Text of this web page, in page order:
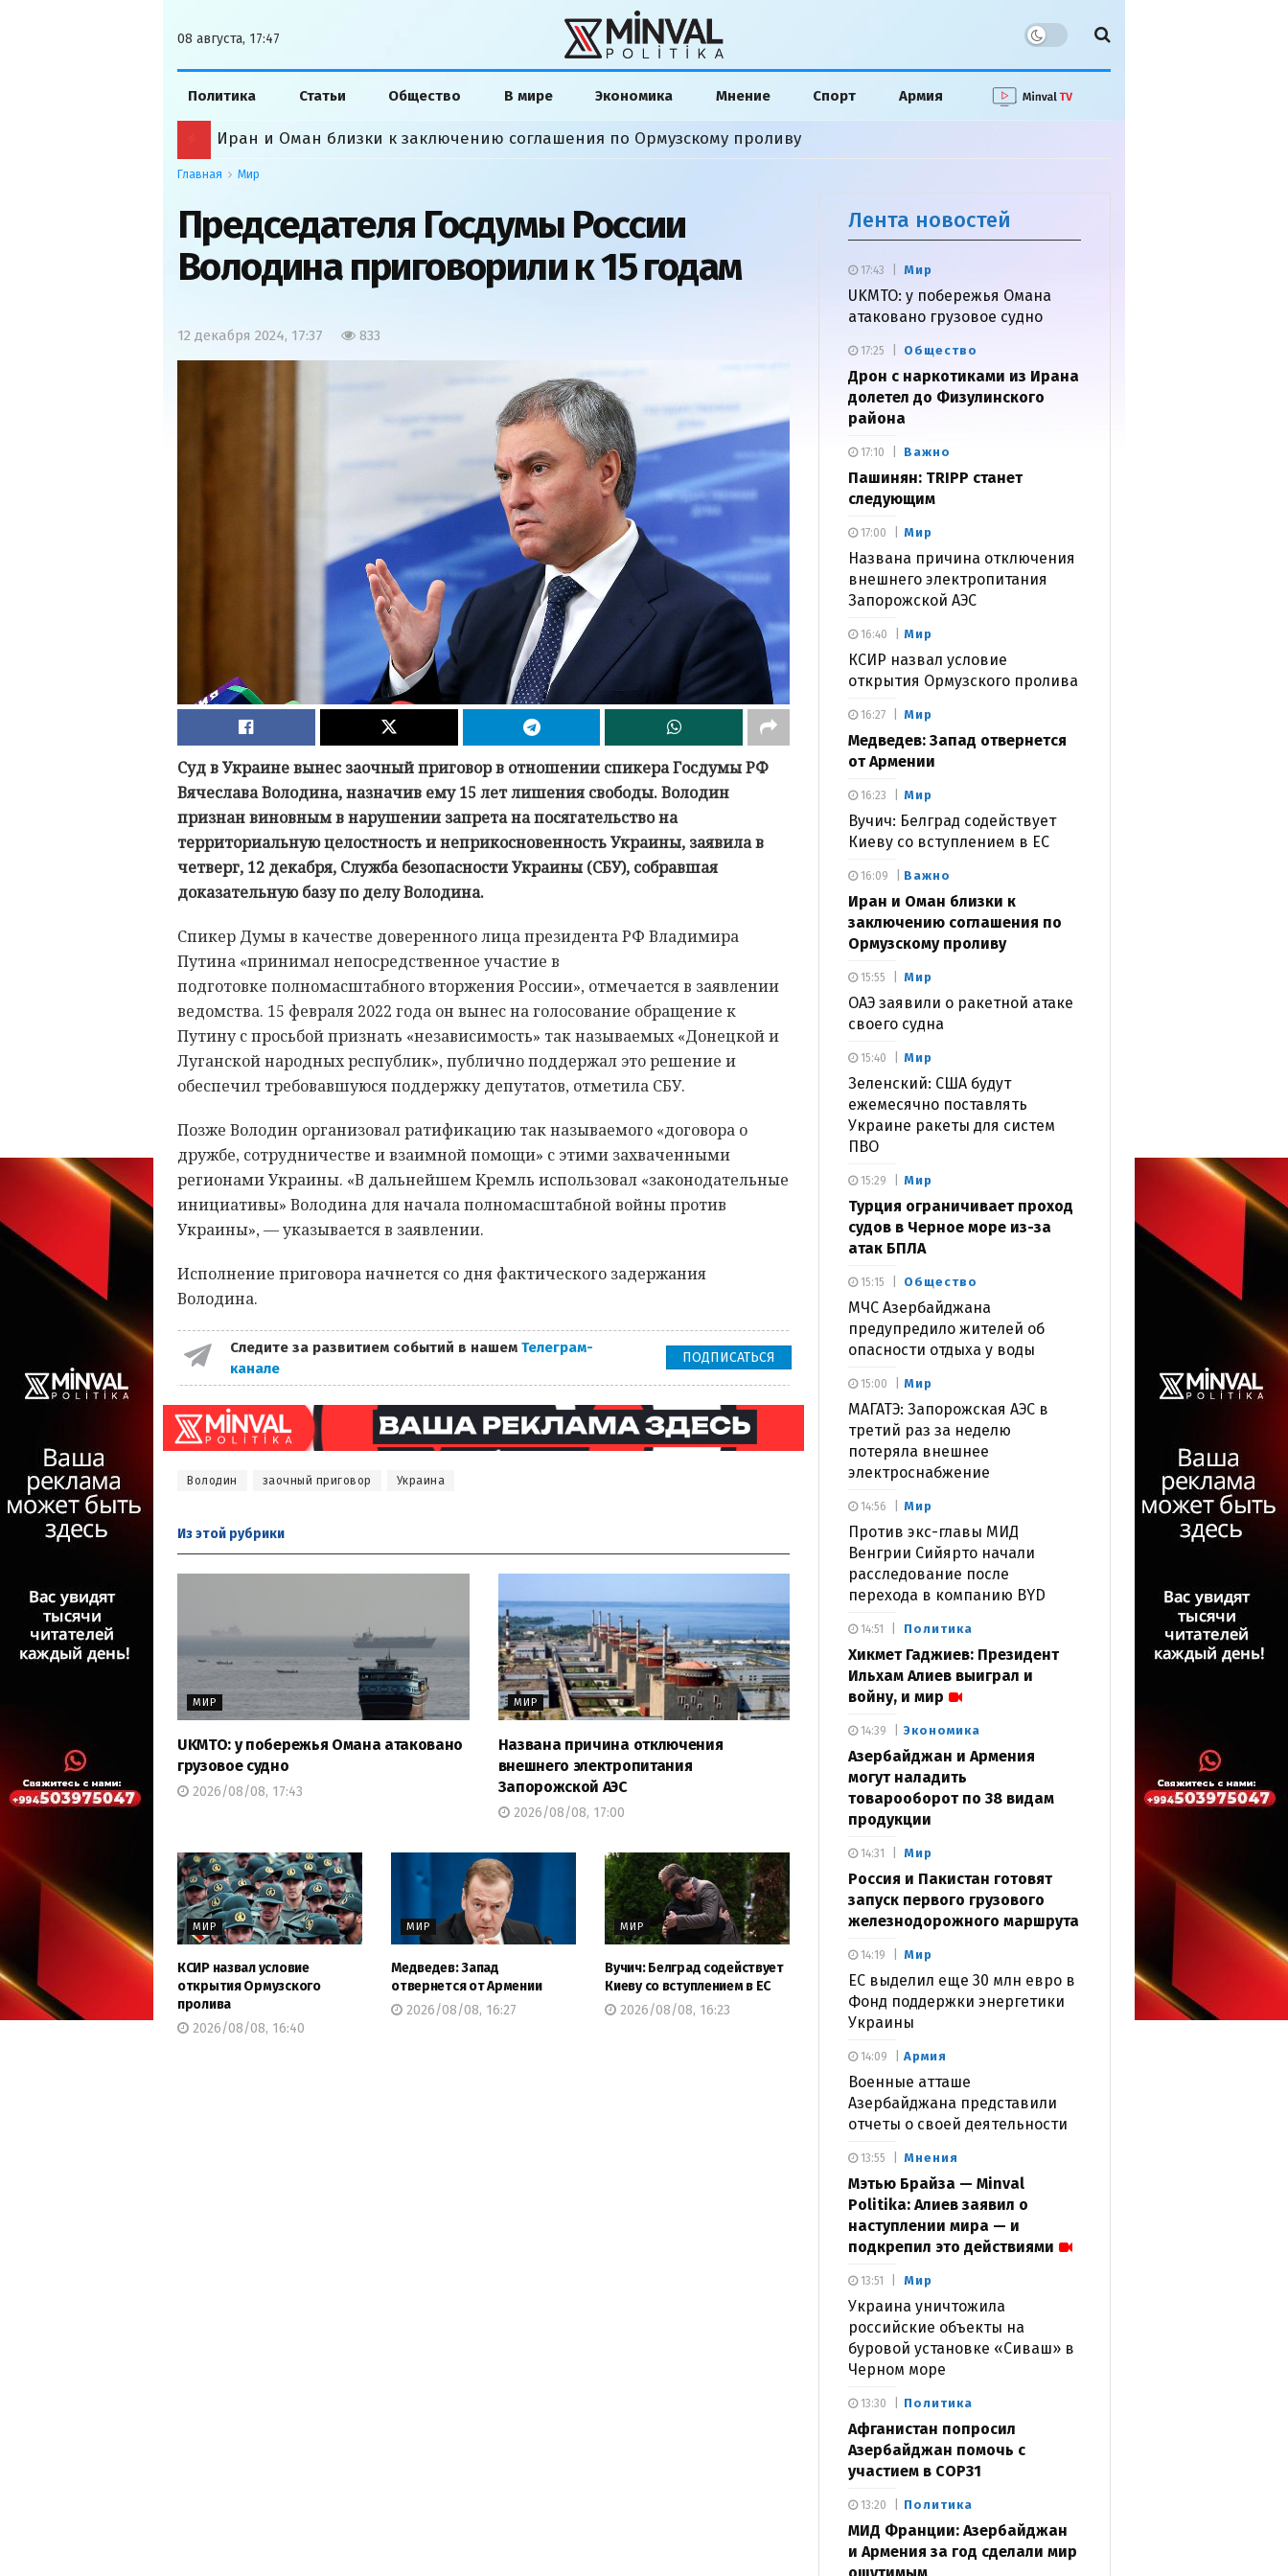
08 августа, 17:47
Политика Статьи Общество В мире Экономика Мнение Спорт Армия
Иран и Оман близки к заключению соглашения по Ормузскому проливу
Главная Мир
Председателя Госдумы России
Володина приговорили к 15 годам
12 декабря 2024, 17:37 833
Суд в Украине вынес заочный приговор в отношении спикера Госдумы РФ
Вячеслава Володина, назначив ему 15 лет лишения свободы. Володин
признан виновным в нарушении запрета на посягательство на
территориальную целостность и неприкосновенность Украины, заявила в
четверг, 12 декабря, Служба безопасности Украины (СБУ), собравшая
доказательную базу по делу Володина.
Спикер Думы в качестве доверенного лица президента РФ Владимира
Путина «принимал непосредственное участие в
подготовке полномасштабного вторжения России», отмечается в заявлении
ведомства. 15 февраля 2022 года он вынес на голосование обращение к
Путину с просьбой признать «независимость» так называемых «Донецкой и
Луганской народных республик», публично поддержал это решение и
обеспечил требовавшуюся поддержку депутатов, отметила СБУ.
Позже Володин организовал ратификацию так называемого «договора о
дружбе, сотрудничестве и взаимной помощи» с этими захваченными
регионами Украины. «В дальнейшем Кремль использовал «законодательные
инициативы» Володина для начала полномасштабной войны против
Украины», — указывается в заявлении.
Исполнение приговора начнется со дня фактического задержания
Володина.
Следите за развитием событий в нашем Телеграм-
канале
ПОДПИСАТЬСЯ
Володин заочный приговор Украина
Из этой рубрики
МИР
UKMTO: у побережья Омана атаковано
грузовое судно
2026/08/08, 17:43
МИР
Названа причина отключения
внешнего электропитания
Запорожской АЭС
2026/08/08, 17:00
МИР
КСИР назвал условие
открытия Ормузского
пролива
2026/08/08, 16:40
МИР
Медведев: Запад
отвернется от Армении
2026/08/08, 16:27
МИР
Вучич: Белград содействует
Киеву со вступлением в ЕС
2026/08/08, 16:23
Лента новостей
Мир
UKMTO: у побережья Омана
атаковано грузовое судно
17:43
Общество
Дрон с наркотиками из Ирана
долетел до Физулинского
района
17:25
Важно
Пашинян: TRIPP станет
следующим
17:10
Мир
Названа причина отключения
внешнего электропитания
Запорожской АЭС
17:00
Мир
КСИР назвал условие
открытия Ормузского пролива
16:40
Мир
Медведев: Запад отвернется
от Армении
16:27
Мир
Вучич: Белград содействует
Киеву со вступлением в ЕС
16:23
Важно
Иран и Оман близки к
заключению соглашения по
Ормузскому проливу
16:09
Мир
ОАЭ заявили о ракетной атаке
своего судна
15:55
Мир
Зеленский: США будут
ежемесячно поставлять
Украине ракеты для систем
ПВО
15:40
Мир
Турция ограничивает проход
судов в Черное море из-за
атак БПЛА
15:29
Общество
МЧС Азербайджана
предупредило жителей об
опасности отдыха у воды
15:15
Мир
МАГАТЭ: Запорожская АЭС в
третий раз за неделю
потеряла внешнее
электроснабжение
15:00
Мир
Против экс-главы МИД
Венгрии Сийярто начали
расследование после
перехода в компанию BYD
14:56
Политика
Хикмет Гаджиев: Президент
Ильхам Алиев выиграл и
войну, и мир
14:51
Экономика
Азербайджан и Армения
могут наладить
товарооборот по 38 видам
продукции
14:39
Мир
Россия и Пакистан готовят
запуск первого грузового
железнодорожного маршрута
14:31
Мир
ЕС выделил еще 30 млн евро в
Фонд поддержки энергетики
Украины
14:19
Армия
Военные атташе
Азербайджана представили
отчеты о своей деятельности
14:09
Мнения
Мэтью Брайза — Minval
Politika: Алиев заявил о
наступлении мира — и
подкрепил это действиями
13:55
Мир
Украина уничтожила
российские объекты на
буровой установке «Сиваш» в
Черном море
13:51
Политика
Афганистан попросил
Азербайджан помочь с
участием в COP31
13:30
Политика
МИД Франции: Азербайджан
и Армения за год сделали мир
13:20